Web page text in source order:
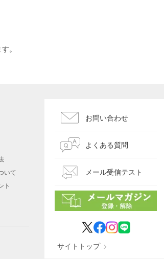
。
いて
ト
お問い合わせ
よくある質問
メール受信テスト
サイトトップ